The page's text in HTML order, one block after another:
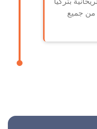
من جميع